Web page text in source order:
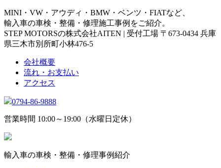
MINI・VW・アウディ・BMW・ベンツ・FIATなど、
輸入車の車検・整備・修理施工事例をご紹介。
STEP MOTORSの株式会社AITEN | 受付工場 〒673-0434 兵庫
県三木市別所町小林476-5
会社概要
流れ・お支払い
アクセス
0794-86-9888
営業時間 10:00～19:00（水曜日定休）
輸入車の車検・整備・修理事例紹介